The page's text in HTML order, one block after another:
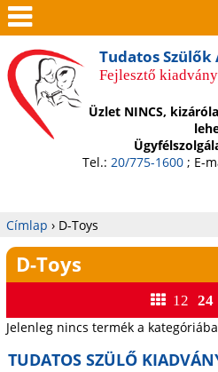
Jump to
Tudatos Szülők
Fejlesztő
Üzlet NINCS,
Tel.: 20/775-1600; E-
Jelenlegi
hely
Címlap › D-Toys
D-Toys
12 24
Jelenleg nincs termék a
Men
ü
TUDATOS SZÜLŐ